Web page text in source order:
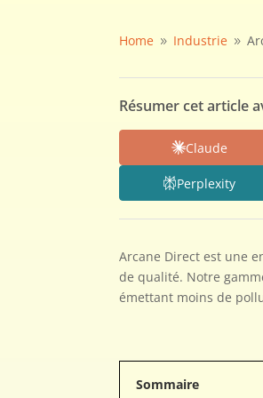
Home 9 Industrie 9
Résumer cet article
Claude
Perplexity
Arcane Direct est une
de qualité. Notre
émettant moins de
Sommaire